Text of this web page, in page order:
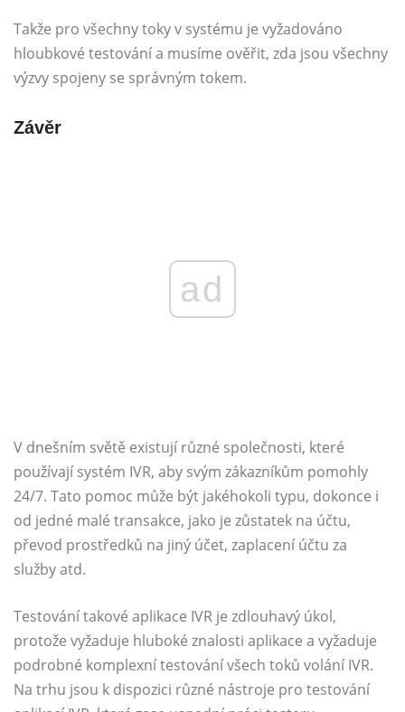
Takže pro všechny toky v systému je vyžadováno
hloubkové testování a musíme ověřit, zda jsou všechny
výzvy spojeny se správným tokem.
Závěr
ad
V dnešním světě existují různé společnosti, které
používají systém IVR, aby svým zákazníkům pomohly
24/7. Tato pomoc může být jakéhokoli typu, dokonce i
od jedné malé transakce, jako je zůstatek na účtu,
převod prostředků na jiný účet, zaplacení účtu za
služby atd.
Testování takové aplikace IVR je zdlouhavý úkol,
protože vyžaduje hluboké znalosti aplikace a vyžaduje
podrobné komplexní testování všech toků volání IVR.
Na trhu jsou k dispozici různé nástroje pro testování